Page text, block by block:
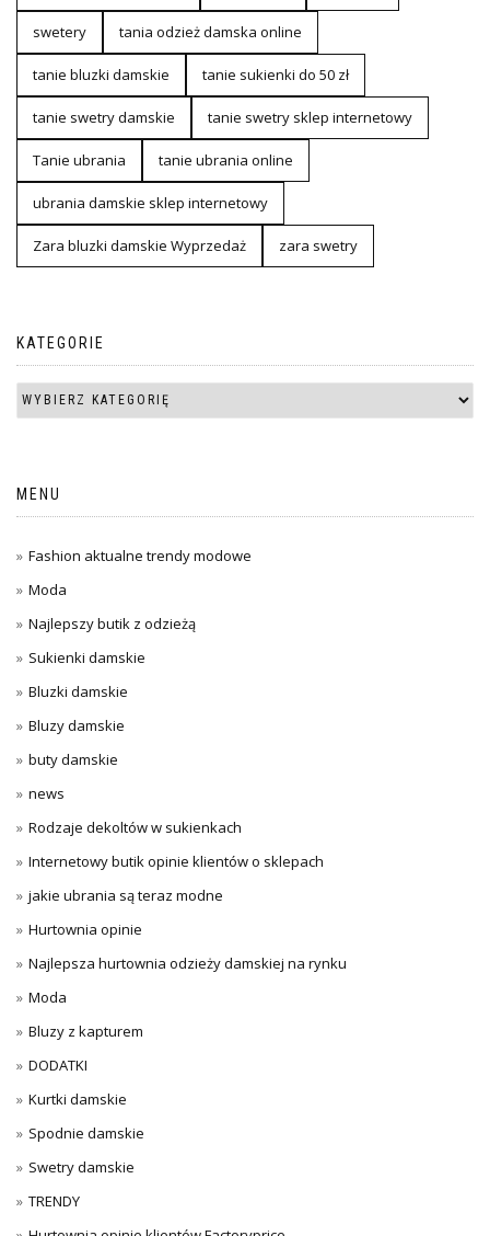
swetery tania odzież damska online
tanie bluzki damskie tanie sukienki do 50 zł
tanie swetry damskie tanie swetry sklep internetowy
Tanie ubrania tanie ubrania online
ubrania damskie sklep internetowy
Zara bluzki damskie Wyprzedaż zara swetry
KATEGORIE
MENU
Fashion aktualne trendy modowe
Moda
Najlepszy butik z odzieżą
Sukienki damskie
Bluzki damskie
Bluzy damskie
buty damskie
news
Rodzaje dekoltów w sukienkach
Internetowy butik opinie klientów o sklepach
jakie ubrania są teraz modne
Hurtownia opinie
Najlepsza hurtownia odzieży damskiej na rynku
Moda
Bluzy z kapturem
DODATKI
Kurtki damskie
Spodnie damskie
Swetry damskie
TRENDY